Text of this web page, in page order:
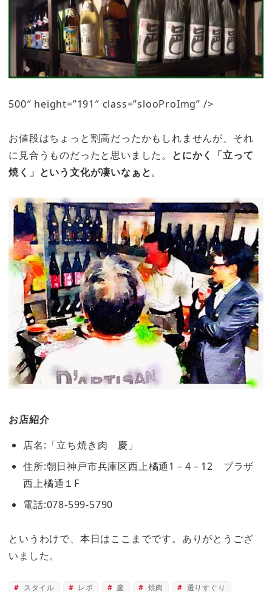
500″ height=”191″ class=”slooProImg” />
お値段はちょっと割高だったかもしれませんが、それ
に見合うものだったと思いました。 とにかく「立って
焼く」という文化が凄いなぁと。
お店紹介
店名:「立ち焼き肉 慶」
住所:朝日神戸市兵庫区西上橘通1－4－12 プラザ
西上橘通１F
電話:078-599-5790
というわけで、本日はここまでです。ありがとうござ
いました。
スタイル レポ 慶 焼肉 選りすぐり